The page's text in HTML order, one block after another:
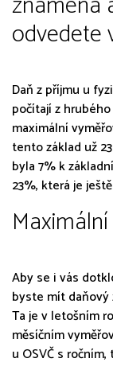
odvedete
Daň z příjmu u
počítají z
maximální
tento základ už
byla 7% k
23%, která je
Aby se i vás
byste mít daňový
Ta je v letošním
měsíčním
u OSVČ s